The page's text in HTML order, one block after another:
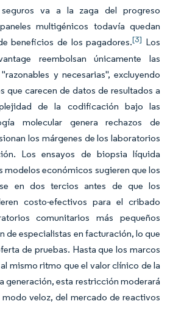
va a la zaga del progreso
multigénicos todavía quedan
beneficios de los pagadores.[3] Los
reembolsan únicamente las
y necesarias", excluyendo
que carecen de datos de resultados a
de la codificación bajo las
molecular genera rechazos de
los márgenes de los laboratorios
Los ensayos de biopsia líquida
modelos económicos sugieren que los
en dos tercios antes de que los
costo-efectivos para el cribado
comunitarios más pequeños
de especialistas en facturación, lo que
de pruebas. Hasta que los marcos
mismo ritmo que el valor clínico de la
generación, esta restricción moderará
veloz, del mercado de reactivos